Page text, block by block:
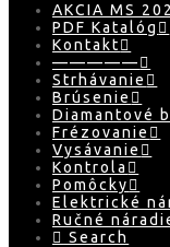
AKCIA MS
PDF Katalóg
Kontakt
—————
Strhávanie
Brúsenie
Diamantové
Frézovanie
Vysávanie
Kontrola
Pomôcky
Elektrické
Ručné
Search